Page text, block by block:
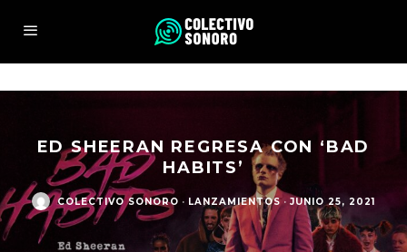
ED SHEERAN REGRESA CON ‘BAD
HABITS’
COLECTIVO SONORO · LANZAMIENTOS · JUNIO 25, 2021